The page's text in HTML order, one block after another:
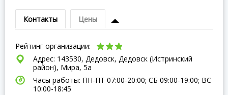
Контакты Цены
Рейтинг организации:
Адрес: 143530, Дедовск, Дедовск (Истринский
район), Мира, 5а
Часы работы: ПН-ПТ 07:00-20:00; СБ 09:00-19:00; ВC
10:00-18:45